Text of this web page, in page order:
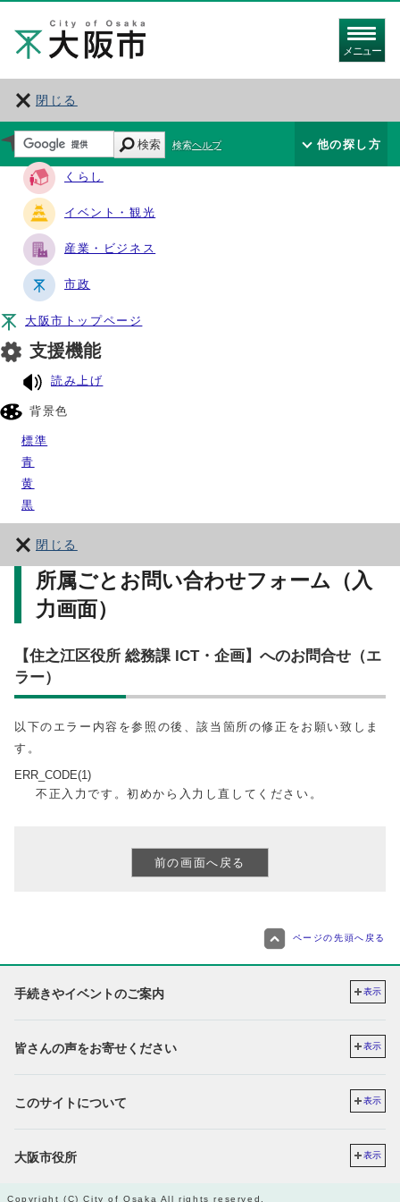
メニュー
閉じる
サイト・ナビ
くらし
イベント・観光
産業・ビジネス
市政
大阪市トップページ
支援機能
読み上げ
背景色
標準
青
黄
黒
閉じる
検索 検索ヘルプ 他の探し方
所属ごとお問い合わせフォーム（入
力画面）
【住之江区役所 総務課 ICT・企画】へのお問合せ（エ
ラー）
以下のエラー内容を参照の後、該当箇所の修正をお願い致しま
す。
ERR_CODE(1)
不正入力です。初めから入力し直してください。
ページの先頭へ戻る
手続きやイベントのご案内 表示
皆さんの声をお寄せください 表示
このサイトについて 表示
大阪市役所 表示
Copyright (C) City of Osaka All rights reserved.